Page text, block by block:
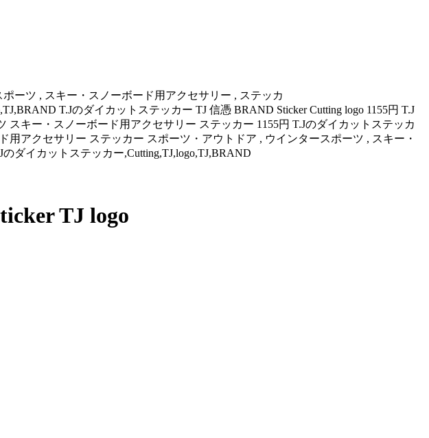
ーツ , スキー・スノーボード用アクセサリー , ステッカ
T.Jのダイカットステッカー TJ 信憑 BRAND Sticker Cutting logo 1155円 T.J
キー・スノーボード用アクセサリー ステッカー 1155円 T.Jのダイカットステッカ
アクセサリー ステッカー スポーツ・アウトドア , ウインタースポーツ , スキー・
のダイカットステッカー,Cutting,TJ,logo,TJ,BRAND
TJ logo